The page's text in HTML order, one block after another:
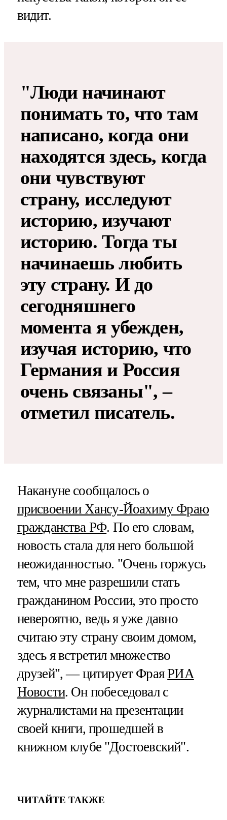
видит.
"Люди начинают
понимать то, что там
написано, когда они
находятся здесь, когда
они чувствуют
страну, исследуют
историю, изучают
историю. Тогда ты
начинаешь любить
эту страну. И до
сегодняшнего
момента я убежден,
изучая историю, что
Германия и Россия
очень связаны", –
отметил писатель.
Накануне сообщалось о
присвоении Хансу-Йоахиму Фраю
гражданства РФ. По его словам,
новость стала для него большой
неожиданностью. "Очень горжусь
тем, что мне разрешили стать
гражданином России, это просто
невероятно, ведь я уже давно
считаю эту страну своим домом,
здесь я встретил множество
друзей", — цитирует ФраяРИА
Новости. Он побеседовал с
журналистами на презентации
своей книги, прошедшей в
книжном клубе "Достоевский".
ЧИТАЙТЕ ТАКЖЕ